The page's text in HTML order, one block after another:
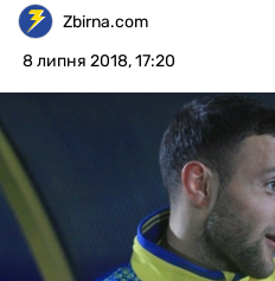
РІЗНЕ
Zbirna.com
8 липня 2018, 17:20